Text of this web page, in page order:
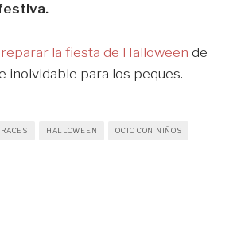
la fiesta de Halloween de
inolvidable para los peques.
HALLOWEEN OCIO CON NIÑOS